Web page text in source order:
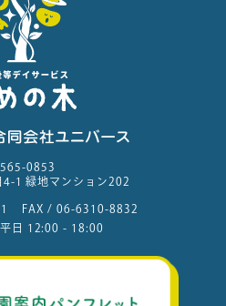
565-0853
4-1 緑地マンション202
FAX /06-6310-8832
日 12:00 - 18:00